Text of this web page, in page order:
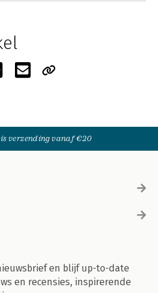
verzending vanaf €20
en blijf up-to-date
en recensies, inspirerende